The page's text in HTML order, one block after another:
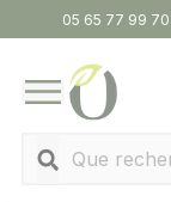
05 65 77 99 70
MENU
Panneau de